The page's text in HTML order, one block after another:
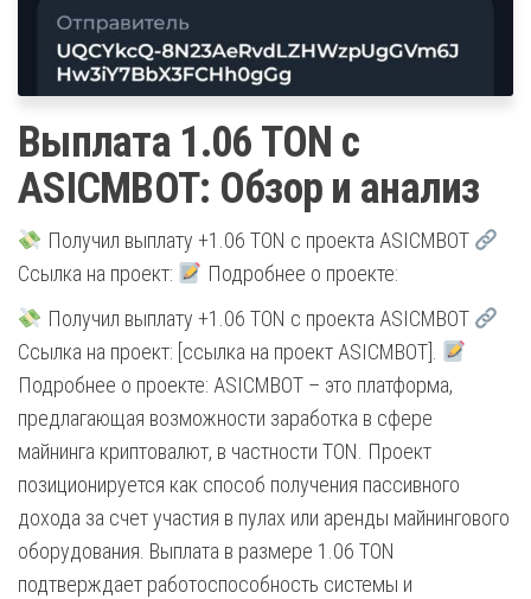
Выплата 1.06 TON с
ASICMBOT: Обзор и анализ
Получил выплату +1.06 TON с проекта ASICMBOT
Ссылка на проект:
Подробнее о проекте:
Получил выплату +1.06 TON с проекта ASICMBOT
Ссылка на проект: [ссылка на проект ASICMBOT].
Подробнее о проекте: ASICMBOT – это платформа,
предлагающая возможности заработка в сфере
майнинга криптовалют, в частности TON. Проект
позиционируется как способ получения пассивного
дохода за счет участия в пулах или аренды майнингового
оборудования. Выплата в размере 1.06 TON
подтверждает работоспособность системы и